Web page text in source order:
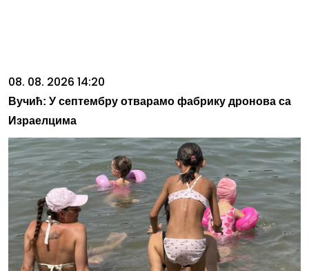
08. 08. 2026 14:20
Вучић: У септембру отварамо фабрику дронова са
Израелцима